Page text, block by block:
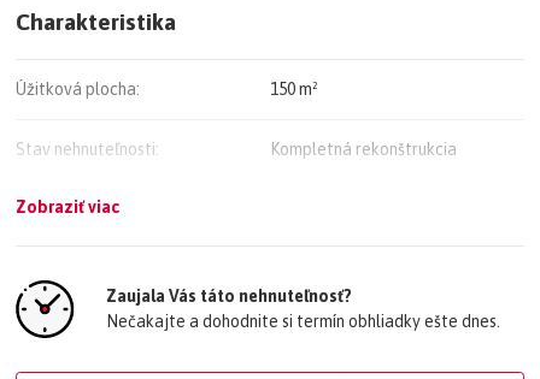
kontakt: 0903502341
Charakteristika
Úžitková plocha: 150 m²
Stav nehnuteľnosti: Kompletná rekonštrukcia
Vlastníctvo:
Vybavenie: Sklad
Zobraziť viac
Zaujala Vás táto nehnuteľnosť?
Nečakajte a dohodnite si termín obhliadky ešte dnes.